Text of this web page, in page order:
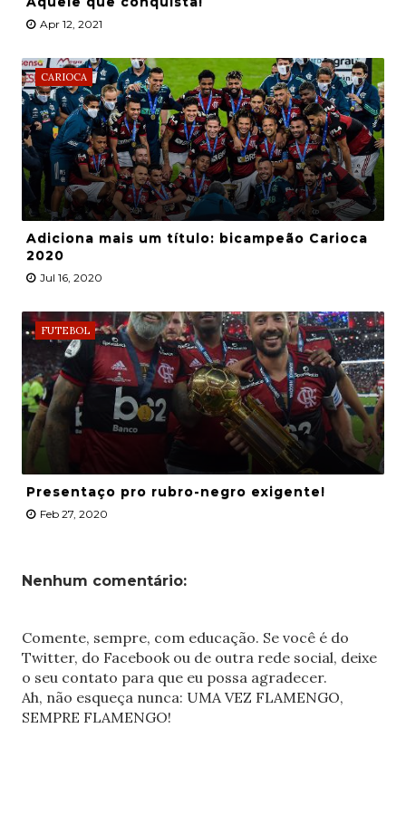
Apr 12, 2021
CARIOCA
Adiciona mais um título: bicampeão Carioca
2020
Jul 16, 2020
FUTEBOL
Presentaço pro rubro-negro exigente!
Feb 27, 2020
Nenhum comentário:
Comente, sempre, com educação. Se você é do
Twitter, do Facebook ou de outra rede social, deixe
o seu contato para que eu possa agradecer.
Ah, não esqueça nunca: UMA VEZ FLAMENGO,
SEMPRE FLAMENGO!